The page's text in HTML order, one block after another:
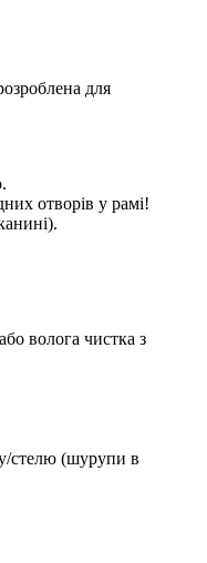
для
отворів у рамі!
волога чистка з
стелю (шурупи в